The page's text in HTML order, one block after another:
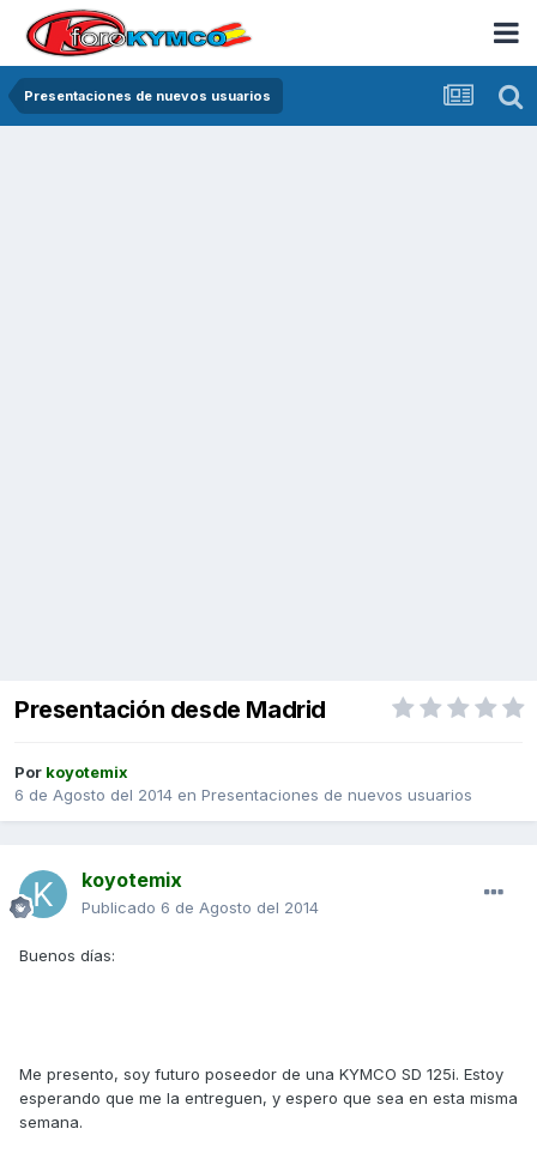
Presentaciones de nuevos usuarios
Presentación desde Madrid
Por koyotemix
6 de Agosto del 2014 en Presentaciones de nuevos usuarios
koyotemix
Publicado 6 de Agosto del 2014
Buenos días:
Me presento, soy futuro poseedor de una KYMCO SD 125i. Estoy
esperando que me la entreguen, y espero que sea en esta misma
semana.